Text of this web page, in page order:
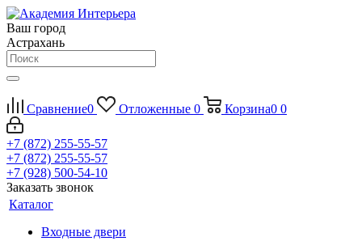
Ваш город
Астрахань
Сравнение0 Отложенные 0 Корзина0 0
+7 (872) 255-55-57
+7 (872) 255-55-57
+7 (928) 500-54-10
Заказать звонок
Каталог
Входные двери